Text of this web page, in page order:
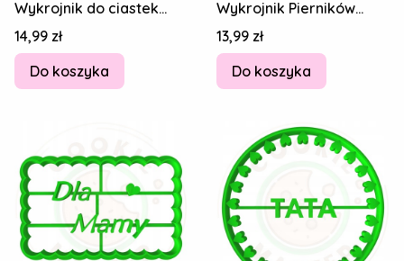
Wykrojnik do ciastek
Pierników Napis DZIEŃ
MAMY Matki 8cm
Cena
14,99 zł
Do koszyka
Wykrojnik Pierników
DZIEŃ TATY Ojca Napis
Dla Taty 8cm
Cena
13,99 zł
Do koszyka